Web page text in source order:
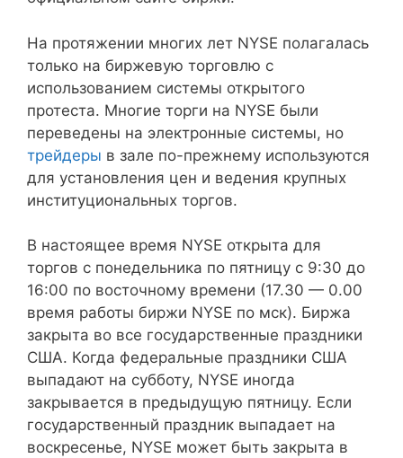
На протяжении многих лет NYSE полагалась
только на биржевую торговлю с
использованием системы открытого
протеста. Многие торги на NYSE были
переведены на электронные системы, но
трейдеры в зале по-прежнему используются
для установления цен и ведения крупных
институциональных торгов.
В настоящее время NYSE открыта для
торгов с понедельника по пятницу с 9:30 до
16:00 по восточному времени (17.30 — 0.00
время работы биржи NYSE по мск). Биржа
закрыта во все государственные праздники
США. Когда федеральные праздники США
выпадают на субботу, NYSE иногда
закрывается в предыдущую пятницу. Если
государственный праздник выпадает на
воскресенье, NYSE может быть закрыта в